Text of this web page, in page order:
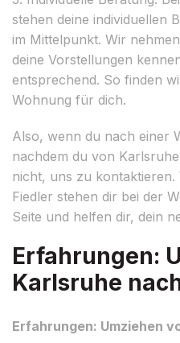
stehen deine individuellen
im Mittelpunkt. Wir
deine Vorstellungen
entsprechend. So finden
Wohnung für dich.
Also, wenn du nach einer
nachdem du von
nicht, uns zu
Fiedler stehen dir bei der
Seite und helfen dir, dein
Erfahrungen:
Karlsruhe
Erfahrungen: Umziehen